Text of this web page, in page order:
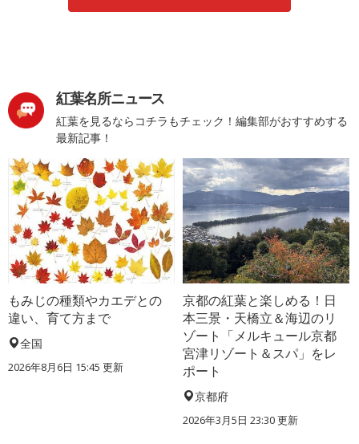
紅葉名所ニュース
紅葉を見るならコチラもチェック！編集部がおすすめする
最新記事！
もみじの種類やカエデとの
違い、育て方まで
全国
2026年8月6日 15:45 更新
京都の紅葉と楽しめる！日
本三景・天橋立＆海辺のリ
ゾート「メルキュール京都
宮津リゾート＆スパ」をレ
ポート
京都府
2026年3月5日 23:30 更新